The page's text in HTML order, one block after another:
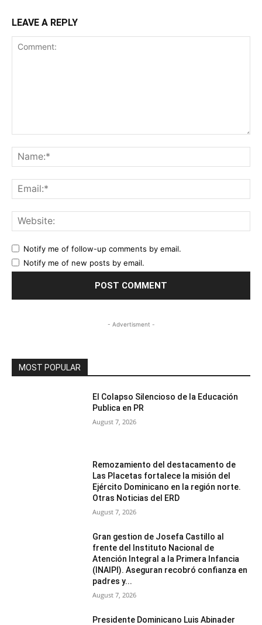
LEAVE A REPLY
Notify me of follow-up comments by email.
Notify me of new posts by email.
- Advertisment -
MOST POPULAR
El Colapso Silencioso de la Educación
Publica en PR
August 7, 2026
Remozamiento del destacamento de
Las Placetas fortalece la misión del
Ejército Dominicano en la región norte.
Otras Noticias del ERD
August 7, 2026
Gran gestion de Josefa Castillo al
frente del Instituto Nacional de
Atención Integral a la Primera Infancia
(INAIPI). Aseguran recobró confianza en
padres y...
August 7, 2026
Presidente Dominicano Luis Abinader